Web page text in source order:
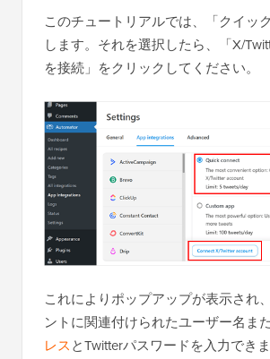
このチュートリアルでは、「クイッ
します。それを選択したら、「X/
を接続」をクリックしてください。
これによりポップアップが表示され
ントに関連付けられたユーザー名ま
レスとTwitterパスワードを入力できま